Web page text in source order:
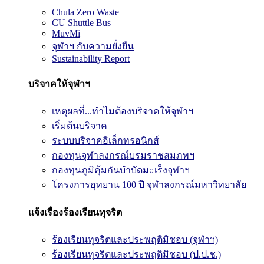
Chula Zero Waste
CU Shuttle Bus
MuvMi
จุฬาฯ กับความยั่งยืน
Sustainability Report
บริจาคให้จุฬาฯ
เหตุผลที่...ทำไมต้องบริจาคให้จุฬาฯ
เริ่มต้นบริจาค
ระบบบริจาคอิเล็กทรอนิกส์
กองทุนจุฬาลงกรณ์บรมราชสมภพฯ
กองทุนภูมิคุ้มกันบำบัดมะเร็งจุฬาฯ
โครงการอุทยาน 100 ปี จุฬาลงกรณ์มหาวิทยาลัย
แจ้งเรื่องร้องเรียนทุจริต
ร้องเรียนทุจริตและประพฤติมิชอบ (จุฬาฯ)
ร้องเรียนทุจริตและประพฤติมิชอบ (ป.ป.ช.)